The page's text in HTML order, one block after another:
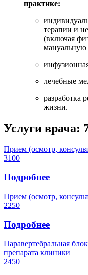
практике:
терапии и
(включая
лечебные
разработка
жизни.
Услуги врача:
Прием (осмотр,
3100
Подробнее
Прием (осмотр,
2250
Подробнее
Паравертебральная
препарата клиники
2450